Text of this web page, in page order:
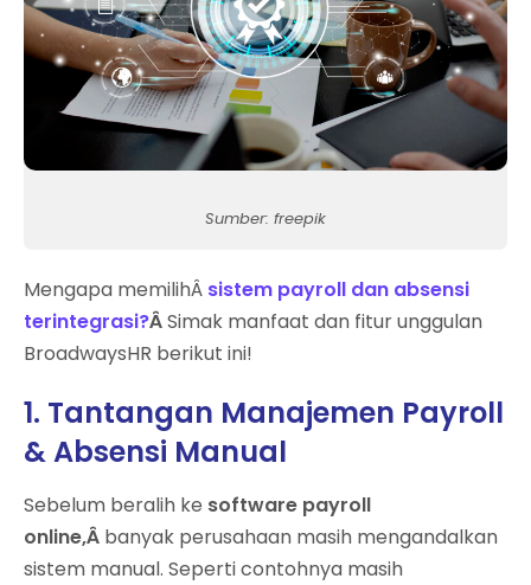
Sumber: freepik
Mengapa memilihÂ sistem payroll dan absensi
terintegrasi?ÂSimak manfaat dan fitur unggulan
BroadwaysHR berikut ini!
1. Tantangan Manajemen Payroll
& Absensi Manual
Sebelum beralih ke software payroll
online,Â banyak perusahaan masih mengandalkan
sistem manual. Seperti contohnya masih